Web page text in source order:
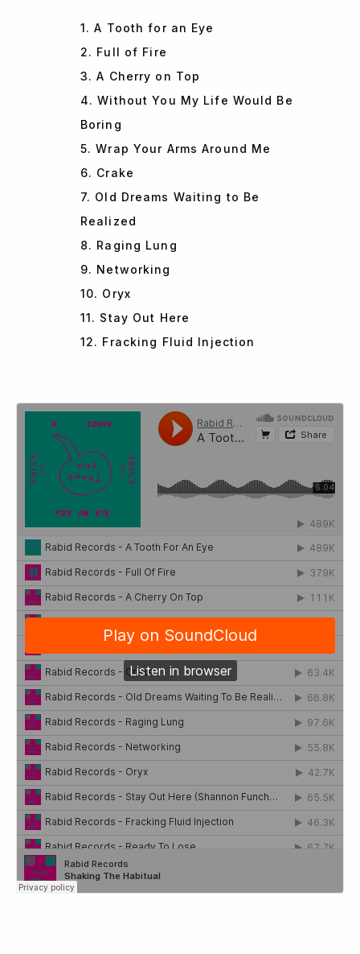
1. A Tooth for an Eye
2. Full of Fire
3. A Cherry on Top
4. Without You My Life Would Be
Boring
5. Wrap Your Arms Around Me
6. Crake
7. Old Dreams Waiting to Be
Realized
8. Raging Lung
9. Networking
10. Oryx
11. Stay Out Here
12. Fracking Fluid Injection